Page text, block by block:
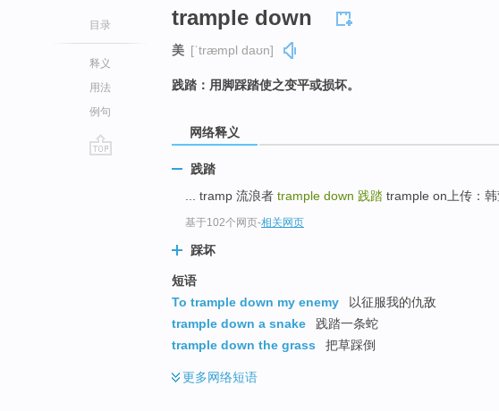
目录
释义
用法
例句
trample down
美 [ˈtræmpl daʊn]
践踏：用脚踩踏使之变平或损坏。
网络释义
践踏
... tramp 流浪者 trample down 践踏 trample on上传：韩
基于102个网页-相关网页
踩坏
短语
To trample down my enemy
以征服我的仇敌
trample down a snake
践踏一条蛇
trample down the grass
把草踩倒
更多网络短语